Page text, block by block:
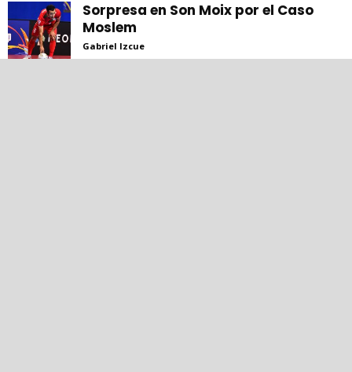
Sorpresa en Son Moix por el Caso
Moslem
Gabriel Izcue